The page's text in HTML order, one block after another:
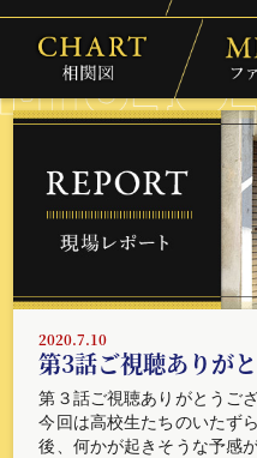
2020.7.10
第3話ご視聴ありが
第３話ご視聴ありがとうご
今回は高校生たちのいたず
後、何かが起きそうな予感